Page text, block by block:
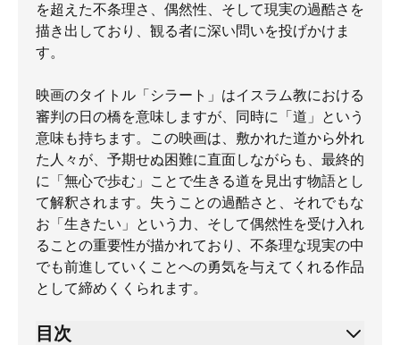
を超えた不条理さ、偶然性、そして現実の過酷さを
描き出しており、観る者に深い問いを投げかけま
す。
映画のタイトル「シラート」はイスラム教における
審判の日の橋を意味しますが、同時に「道」という
意味も持ちます。この映画は、敷かれた道から外れ
た人々が、予期せぬ困難に直面しながらも、最終的
に「無心で歩む」ことで生きる道を見出す物語とし
て解釈されます。失うことの過酷さと、それでもな
お「生きたい」という力、そして偶然性を受け入れ
ることの重要性が描かれており、不条理な現実の中
でも前進していくことへの勇気を与えてくれる作品
として締めくくられます。
目次